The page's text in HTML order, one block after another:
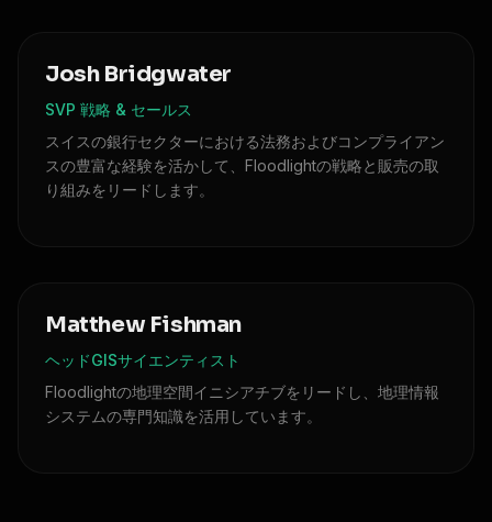
Josh Bridgwater
SVP 戦略 & セールス
スイスの銀行セクターにおける法務およびコンプライアン
スの豊富な経験を活かして、Floodlightの戦略と販売の取
り組みをリードします。
Matthew Fishman
ヘッドGISサイエンティスト
Floodlightの地理空間イニシアチブをリードし、地理情報
システムの専門知識を活用しています。